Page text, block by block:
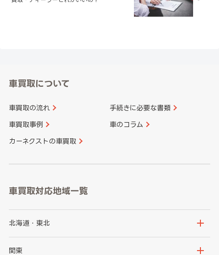
車買取について
車買取の流れ 手続きに必要な書類
車買取事例 車のコラム
カーネクストの車買取
車買取対応地域一覧
北海道・東北
北海道
関東